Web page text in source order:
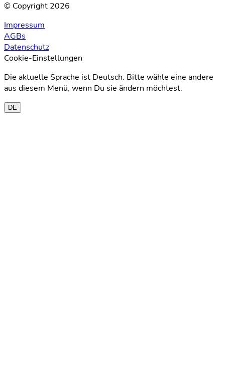
© Copyright 2026
Impressum
AGBs
Datenschutz
Cookie-Einstellungen
Die aktuelle Sprache ist Deutsch. Bitte wähle eine andere
aus diesem Menü, wenn Du sie ändern möchtest.
DE